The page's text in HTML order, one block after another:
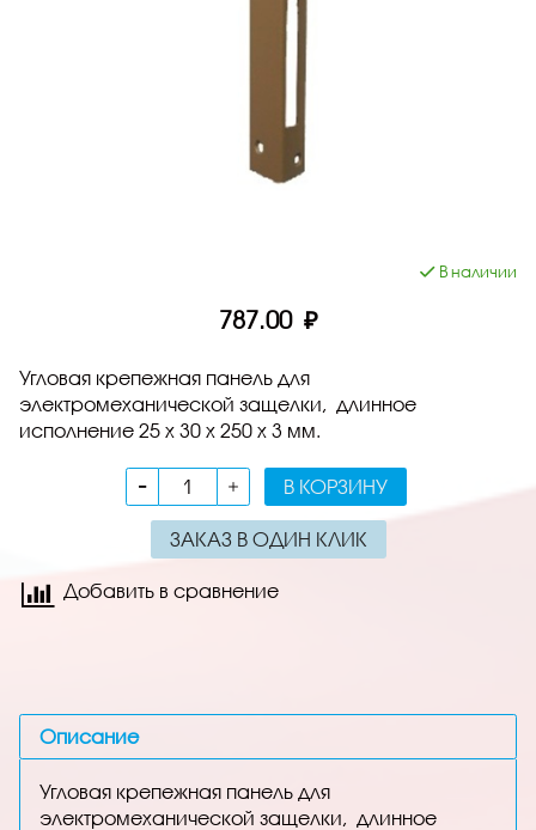
В наличии
787.00 ₽
Угловая крепежная панель для
электромеханической защелки, длинное
исполнение 25 х 30 x 250 x 3 мм.
В КОРЗИНУ
ЗАКАЗ В ОДИН КЛИК
Добавить в сравнение
Описание
Угловая крепежная панель для
электромеханической защелки, длинное